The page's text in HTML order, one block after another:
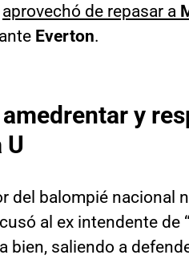
aprovechó de repasar a
Everton.
y
U
del balompié nacional
al ex intendente de “
bien, saliendo a